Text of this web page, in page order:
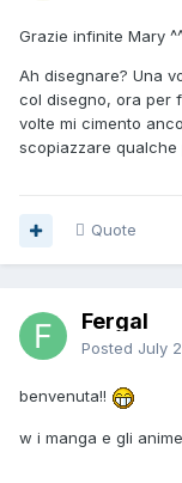
Grazie infinite Mary
Ah disegnare? Una
col disegno, ora per
volte mi cimento
scopiazzare qualche
Quote
Fergal
Posted July
benvenuta!!
w i manga e gli